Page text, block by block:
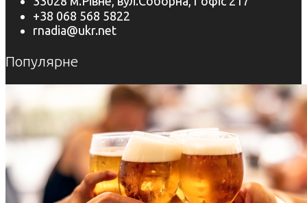
+38 068 568 5822
rnadia@ukr.net
Популярне